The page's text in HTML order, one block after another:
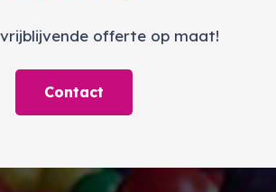
offerte op maat!
Contact